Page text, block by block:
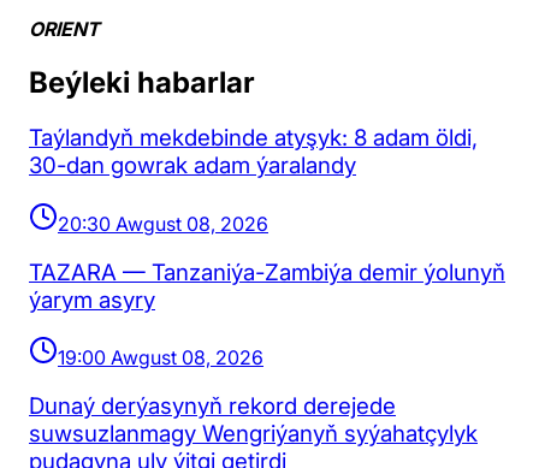
ORIENT
Beýleki habarlar
Taýlandyň mekdebinde atyşyk: 8 adam öldi,
30-dan gowrak adam ýaralandy
20:30 Awgust 08, 2026
TAZARA — Tanzaniýa-Zambiýa demir ýolunyň
ýarym asyry
19:00 Awgust 08, 2026
Dunaý derýasynyň rekord derejede
suwsuzlanmagy Wengriýanyň syýahatçylyk
pudagyna uly ýitgi getirdi